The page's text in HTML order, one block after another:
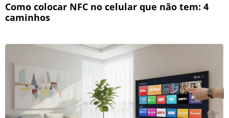
Como colocar NFC no celular que não tem: 4
caminhos